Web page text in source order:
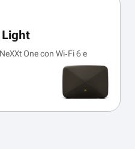
Light
One con Wi‑Fi 6 e